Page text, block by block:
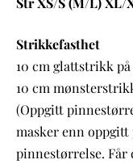
Strikkefasthet
10 cm glattstrikk på
10 cm
(Oppgitt
masker enn oppgitt
pinnestørrelse. Får